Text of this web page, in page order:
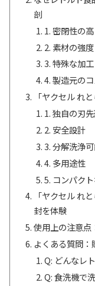
剖
1. 密閉性の
2. 素材の強度
3. 特殊な加工
4. 製造元の
「ヤクセル れ
1. 独自の刃
2. 安全設計
3. 分解洗浄
4. 多用途性
5. コンパク
「ヤクセル れ
封を体験
使用上の注意点
よくある質問
Q: どんなレ
Q: 食洗機で